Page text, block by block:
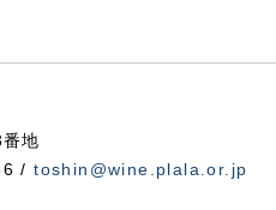
地
/toshin@wine.plala.or.jp